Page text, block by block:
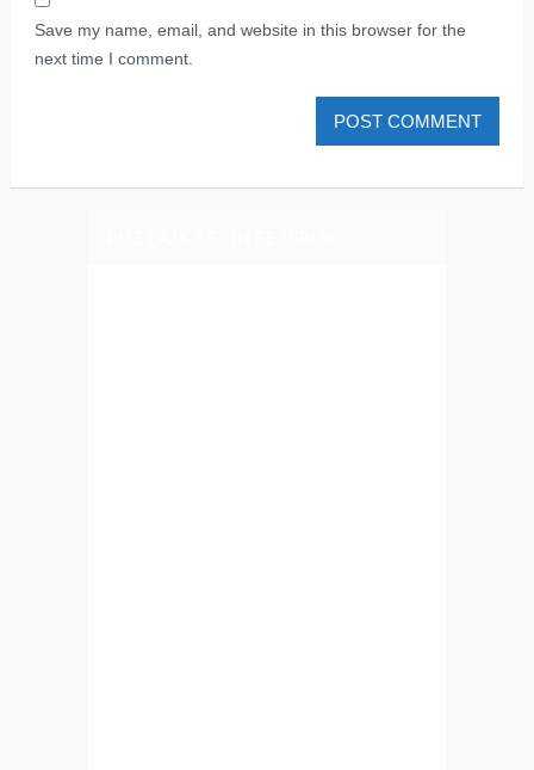
Save my name, email, and website in this browser for the
next time I comment.